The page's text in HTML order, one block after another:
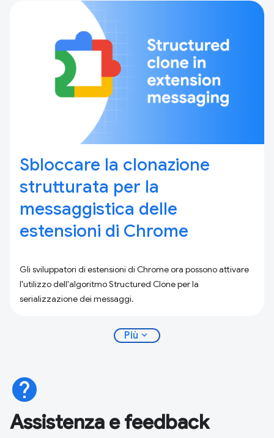
Sbloccare la clonazione
strutturata per la
messaggistica delle
estensioni di Chrome
Gli sviluppatori di estensioni di Chrome ora possono attivare
l'utilizzo dell'algoritmo Structured Clone per la
serializzazione dei messaggi.
Più expand_more
help
Assistenza e feedback